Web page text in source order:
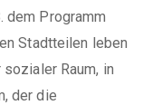
dem Programm
Stadtteilen leben
Raum, in
der die